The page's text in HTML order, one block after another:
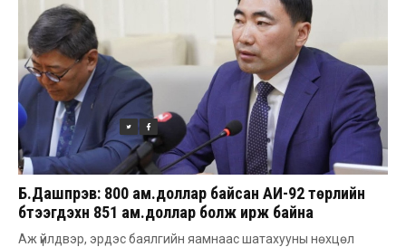
Б.Дашпүрэв: 800 ам.доллар байсан АИ-92 төрлийн
бүтээгдэхүүн 851 ам.доллар болж ирж байна
Аж үйлдвэр, эрдэс баялгийн яамнаас шатахууны нөхцөл